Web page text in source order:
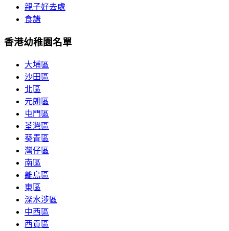
親子好去處
食譜
香港幼稚園名單
大埔區
沙田區
北區
元朗區
屯門區
荃灣區
葵青區
灣仔區
南區
離島區
東區
深水涉區
中西區
西貢區